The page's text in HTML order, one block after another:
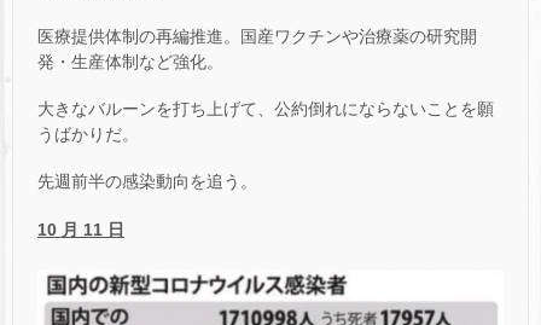
医療提供体制の再編推進。国産ワクチンや治療薬の研究開
発・生産体制など強化。
大きなバルーンを打ち上げて、公約倒れにならないことを願
うばかりだ。
先週前半の感染動向を追う。
10 月 11 日